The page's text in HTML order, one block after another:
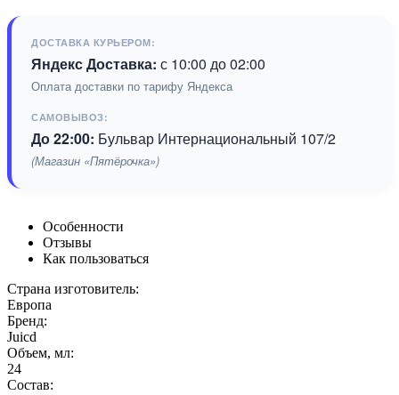
ДОСТАВКА КУРЬЕРОМ:
Яндекс Доставка: с 10:00 до 02:00
Оплата доставки по тарифу Яндекса
САМОВЫВОЗ:
До 22:00: Бульвар Интернациональный 107/2
(Магазин «Пятёрочка»)
Особенности
Отзывы
Как пользоваться
Страна изготовитель:
Европа
Бренд:
Juicd
Объем, мл:
24
Состав: